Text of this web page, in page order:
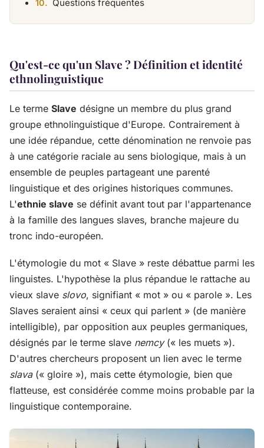
Questions fréquentes
Qu'est-ce qu'un Slave ? Définition et identité
ethnolinguistique
Le terme Slave désigne un membre du plus grand
groupe ethnolinguistique d'Europe. Contrairement à
une idée répandue, cette dénomination ne renvoie pas
à une catégorie raciale au sens biologique, mais à un
ensemble de peuples partageant une parenté
linguistique et des origines historiques communes.
L'ethnie slave se définit avant tout par l'appartenance
à la famille des langues slaves, branche majeure du
tronc indo-européen.
L'étymologie du mot « Slave » reste débattue parmi les
linguistes. L'hypothèse la plus répandue le rattache au
vieux slave slovo, signifiant « mot » ou « parole ». Les
Slaves seraient ainsi « ceux qui parlent » (de manière
intelligible), par opposition aux peuples germaniques,
désignés par le terme slave nemcy(« les muets »).
D'autres chercheurs proposent un lien avec le terme
slava(« gloire »), mais cette étymologie, bien que
flatteuse, est considérée comme moins probable par la
linguistique contemporaine.